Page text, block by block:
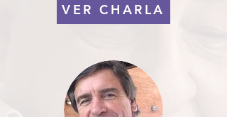
VER CHARLA